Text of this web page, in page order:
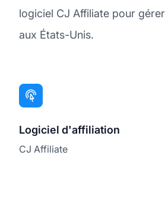
logiciel CJ Affiliate pour
aux États-Unis.
Logiciel d'affiliation
CJ Affiliate